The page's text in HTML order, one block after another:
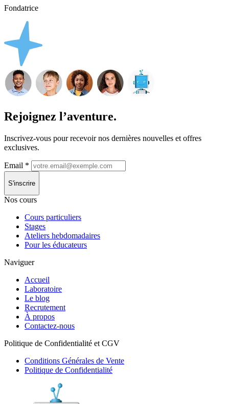
Fondatrice
Rejoignez l’aventure.
Inscrivez-vous pour recevoir nos dernières nouvelles et offres
exclusives.
Email *
S'inscrire
Nos cours
Cours particuliers
Stages
Ateliers hebdomadaires
Pour les éducateurs
Naviguer
Accueil
Laboratoire
Le blog
Recrutement
À propos
Contactez-nous
Politique de Confidentialité et CGV
Conditions Générales de Vente
Politique de Confidentialité